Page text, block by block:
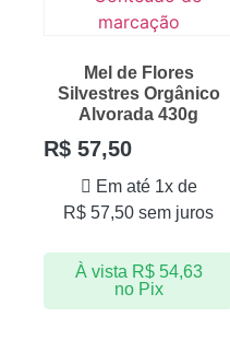
Mel de Flores
Silvestres Orgânico
Alvorada 430g
R$ 57,50
Em até 1x de
R$ 57,50 sem juros
À vista R$54,63
no Pix